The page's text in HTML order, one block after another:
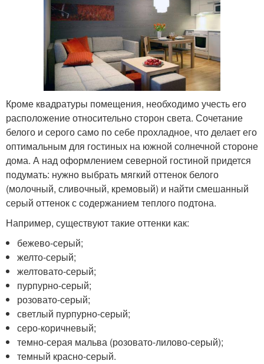
Кроме квадратуры помещения, необходимо учесть его
расположение относительно сторон света. Сочетание
белого и серого само по себе прохладное, что делает его
оптимальным для гостиных на южной солнечной стороне
дома. А над оформлением северной гостиной придется
подумать: нужно выбрать мягкий оттенок белого
(молочный, сливочный, кремовый) и найти смешанный
серый оттенок с содержанием теплого подтона.
Например, существуют такие оттенки как:
бежево-серый;
желто-серый;
желтовато-серый;
пурпурно-серый;
розовато-серый;
светлый пурпурно-серый;
серо-коричневый;
темно-серая мальва (розовато-лилово-серый);
темный красно-серый.